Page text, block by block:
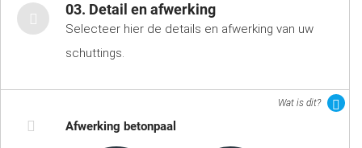
03. Detail en afwerking
Selecteer hier de details en afwerking van uw
schuttings.
Wat is dit?
Afwerking betonpaal